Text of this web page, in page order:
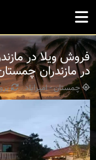
فروش ویلا در
در مازندران
چمستان - امیراباد